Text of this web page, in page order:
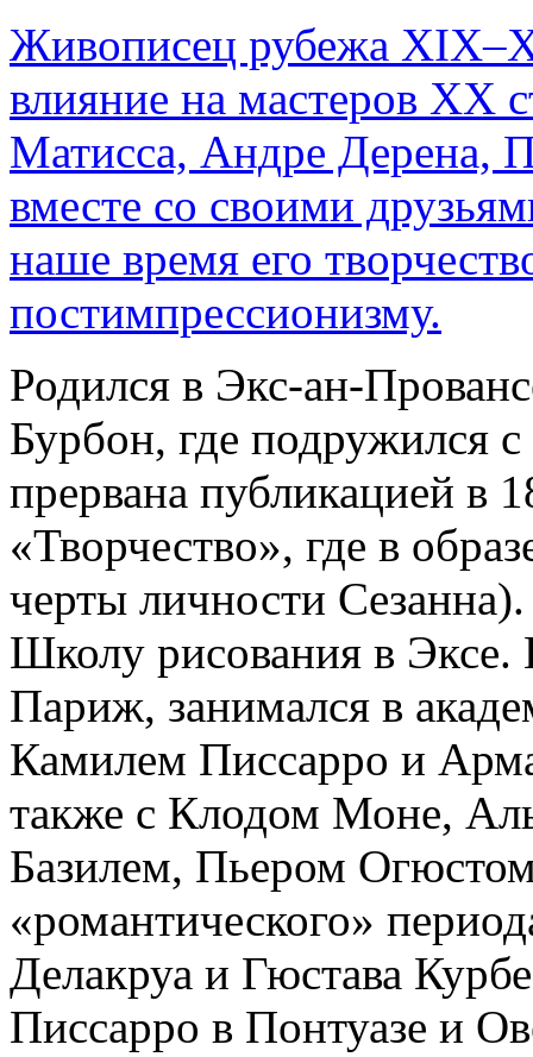
Живописец рубежа
влияние на мастеров ХХ
Матисса, Андре Дерена,
вместе со своими
наше время его
постимпрессионизму.
Родился в Экс-ан-
Бурбон, где подружился
прервана публикацией в
«Творчество», где в
черты личности
Школу рисования в Эксе.
Париж, занимался в
Камилем Писсарро и
также с Клодом Моне,
Базилем, Пьером
«романтического»
Делакруа и Гюстава
Писсарро в Понтуазе и